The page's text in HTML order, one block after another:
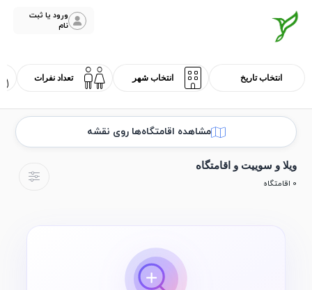
ورود یا ثبت
نام
مشاهده اقامتگاه‌ها روی نقشه
ویلا و سوییت و اقامتگاه
0 اقامتگاه